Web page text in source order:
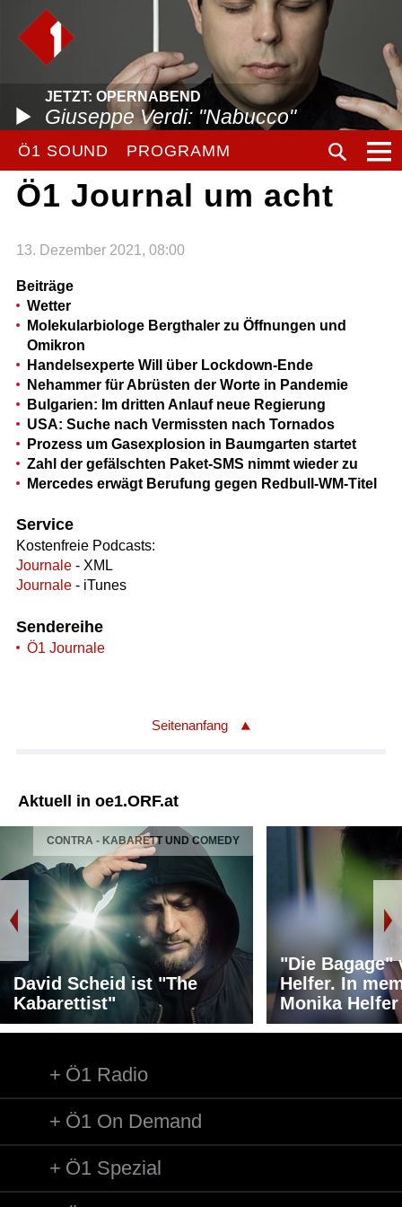
JETZT: OPERNABEND
Giuseppe Verdi: "Nabucco"
Ö1 SOUND PROGRAMM
Ö1 Journal um acht
13. Dezember 2021, 08:00
Beiträge
Wetter
Molekularbiologe Bergthaler zu Öffnungen und
Omikron
Handelsexperte Will über Lockdown-Ende
Nehammer für Abrüsten der Worte in Pandemie
Bulgarien: Im dritten Anlauf neue Regierung
USA: Suche nach Vermissten nach Tornados
Prozess um Gasexplosion in Baumgarten startet
Zahl der gefälschten Paket-SMS nimmt wieder zu
Mercedes erwägt Berufung gegen Redbull-WM-Titel
Service
Kostenfreie Podcasts:
Journale- XML
Journale- iTunes
Sendereihe
Ö1 Journale
Seitenanfang
Aktuell in oe1.ORF.at
CONTRA - KABARETT UND COMEDY
David Scheid ist "The
Kabarettist"
"Die Bagage"
Helfer. In
Monika Helfer
Ö1 Radio
Ö1 On Demand
Ö1 Spezial